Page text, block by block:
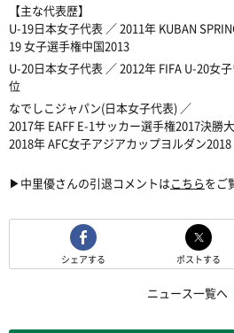
【主な代表歴】
U-19日本女子代表 ／ 2011年 KUBAN
19 女子選手権中国2013
U-20日本女子代表 ／ 2012年 FIFA U-20女
位
なでしこジャパン(日本女子代表) ／
2017年 EAFF E-1サッカー選手権2017決勝
2018年 AFC女子アジアカップヨルダン
▶中里優さんの引退コメントはこちらをご
シェアする ポストする
ニュース一覧へ